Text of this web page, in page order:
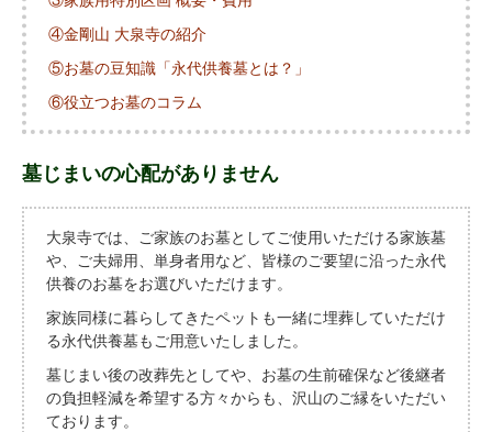
④金剛山 大泉寺の紹介
⑤お墓の豆知識「永代供養墓とは？」
⑥役立つお墓のコラム
墓じまいの心配がありません
大泉寺では、ご家族のお墓としてご使用いただける家族墓
や、ご夫婦用、単身者用など、皆様のご要望に沿った永代
供養のお墓をお選びいただけます。
家族同様に暮らしてきたペットも一緒に埋葬していただけ
る永代供養墓もご用意いたしました。
墓じまい後の改葬先としてや、お墓の生前確保など後継者
の負担軽減を希望する方々からも、沢山のご縁をいただい
ております。